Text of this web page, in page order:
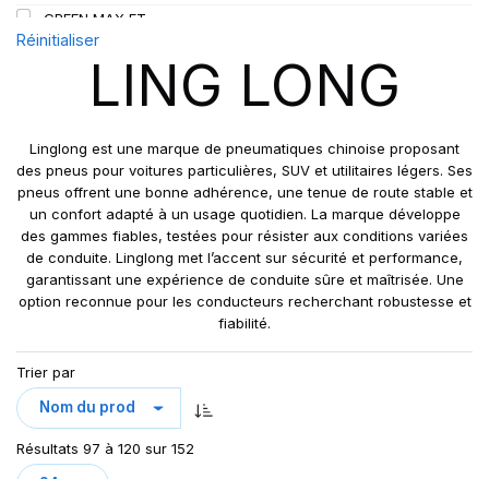
112
112/110
115
115/113
121/120
122/118
131
158/150
GREEN MAX ET
GREEN MAX HP 010
GREEN MAX HP010
GREEN MAX VAN
GRIP MASTER
KCA651
LB01
LB01N**
LL25
LL 102
LL102
LLA08
LLF26
Réinitialiser
LING LONG
Linglong est une marque de pneumatiques chinoise proposant
des pneus pour voitures particulières, SUV et utilitaires légers. Ses
pneus offrent une bonne adhérence, une tenue de route stable et
un confort adapté à un usage quotidien. La marque développe
des gammes fiables, testées pour résister aux conditions variées
de conduite. Linglong met l’accent sur sécurité et performance,
garantissant une expérience de conduite sûre et maîtrisée. Une
option reconnue pour les conducteurs recherchant robustesse et
fiabilité.
Trier par
Résultats 97 à 120 sur 152